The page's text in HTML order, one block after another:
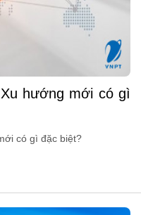
có gì đặc biệt?